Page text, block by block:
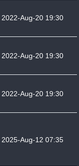
2022-Aug-20 19:30
2022-Aug-20 19:30
2022-Aug-20 19:30
2025-Aug-12 07:35